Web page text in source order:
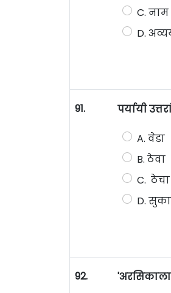
C. नाम
D.
91. पर्यायी
A. वेडा
B. ठेवा
C. ठेचा
D. सुका
92.